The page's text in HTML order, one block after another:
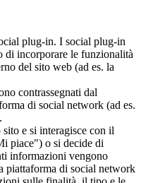
plug-in. I social plug-in
di incorporare le funzionalità
del sito web (ad es. la
contrassegnati dal
di social network (ad es.
e si interagisce con il
piace") o si decide di
informazioni vengono
piattaforma di social network